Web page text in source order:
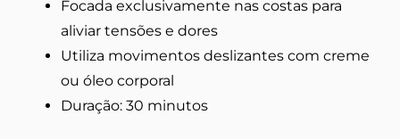
Focada exclusivamente nas costas para
aliviar tensões e dores
Utiliza movimentos deslizantes com creme
ou óleo corporal
Duração: 30 minutos